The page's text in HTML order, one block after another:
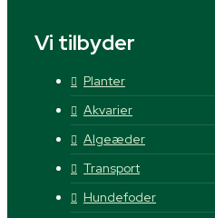
Vi tilbyder
Planter
Akvarier
Algeæder
Transport
Hundefoder